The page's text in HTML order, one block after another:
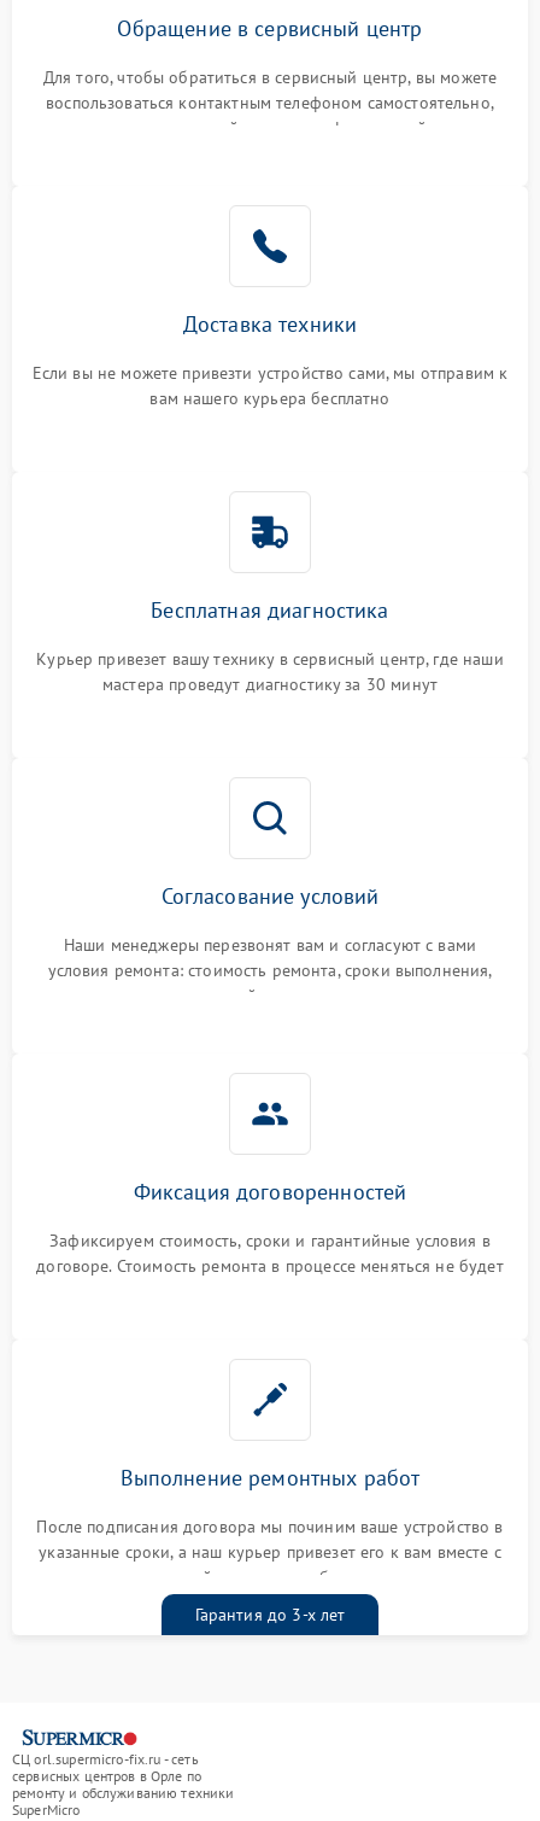
Обращение в сервисный центр
Для того, чтобы обратиться в сервисный центр, вы можете
воспользоваться контактным телефоном самостоятельно,
или оставить свой номер телефона на сайте
Доставка техники
Если вы не можете привезти устройство сами, мы отправим к
вам нашего курьера бесплатно
Бесплатная диагностика
Курьер привезет вашу технику в сервисный центр, где наши
мастера проведут диагностику за 30 минут
Согласование условий
Наши менеджеры перезвонят вам и согласуют с вами
условия ремонта: стоимость ремонта, сроки выполнения,
гарантийные условия
Фиксация договоренностей
Зафиксируем стоимость, сроки и гарантийные условия в
договоре. Стоимость ремонта в процессе меняться не будет
Выполнение ремонтных работ
После подписания договора мы починим ваше устройство в
указанные сроки, а наш курьер привезет его к вам вместе с
гарантийным талоном бесплатно
Гарантия до 3-х лет
СЦ orl.supermicro-fix.ru - сеть
сервисных центров в Орле по
ремонту и обслуживанию техники
SuperMicro